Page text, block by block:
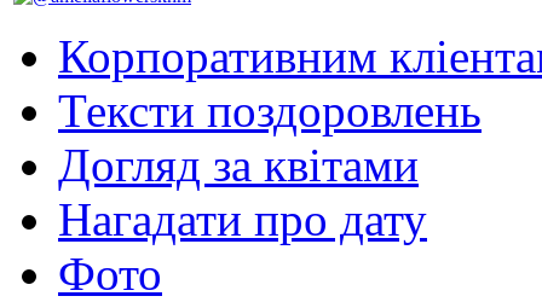
Корпоративним
Тексти поздоровлень
Догляд за квітами
Нагадати про дату
Фото